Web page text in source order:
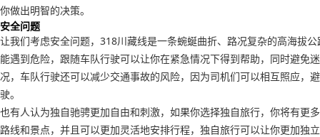
你做出明智的决策。
安全问题
让我们考虑安全问题，318川藏线是一条蜿蜒曲折、路况复杂的高海拔
能遇到危险，跟随车队行驶可以让你在紧急情况下得到帮助，同时避免
况，车队行驶还可以减少交通事故的风险，因为司机们可以相互照应，
驶。
也有人认为独自驰骋更加自由和刺激，如果你选择独自旅行，你将有更
路线和景点，并且可以更加灵活地安排行程，独自旅行可以让你更加独